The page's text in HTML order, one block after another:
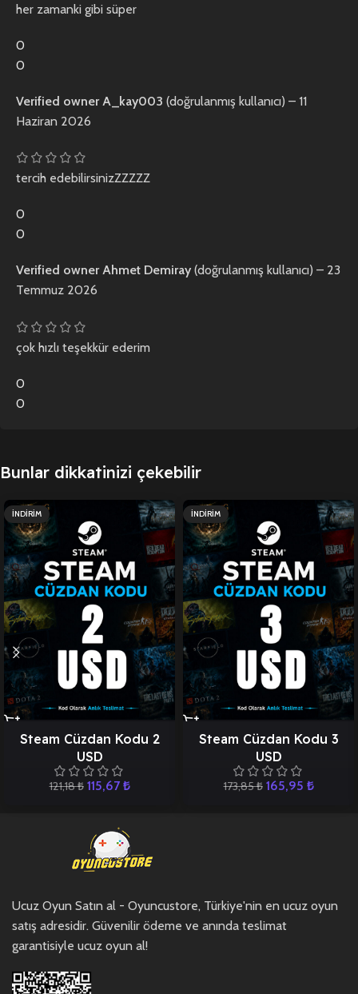
her zamanki gibi süper
0
0
Verified ownerA_kay003 (doğrulanmış kullanıcı) – 11
Haziran 2026
tercih edebilirsinizZZZZZ
0
0
Verified ownerAhmet Demiray(doğrulanmış kullanıcı) – 23
Temmuz 2026
çok hızlı teşekkür ederim
0
0
Bunlar dikkatinizi çekebilir
İNDIRIM
Steam Cüzdan Kodu 2
USD
121,18₺ 115,67 ₺
İNDIRIM
Steam Cüzdan Kodu 3
USD
173,85₺ 165,95 ₺
Ucuz Oyun Satın al - Oyuncustore, Türkiye'nin en ucuz oyun
satış adresidir. Güvenilir ödeme ve anında teslimat
garantisiyle ucuz oyun al!